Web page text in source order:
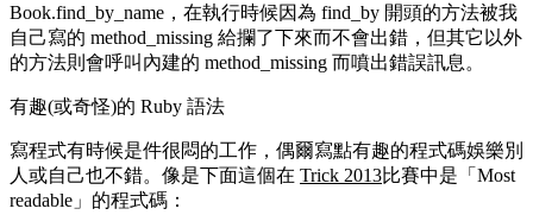
Book.find_by_name ，在執行時候因為 find_by 開頭的方法被我
自己寫的 method_missing 給攔了下來而不會出錯，但其它以外
的方法則會呼叫內建的 method_missing 而噴出錯誤訊息。
有趣(或奇怪)的 Ruby 語法
寫程式有時候是件很悶的工作，偶爾寫點有趣的程式碼娛樂別
人或自己也不錯。像是下面這個在 Trick 2013比賽中是「Most
readable」的程式碼：